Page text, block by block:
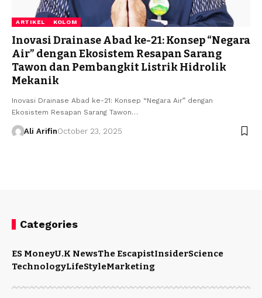
ARTIKEL KOLOM
Inovasi Drainase Abad ke-21: Konsep “Negara
Air” dengan Ekosistem Resapan Sarang
Tawon dan Pembangkit Listrik Hidrolik
Mekanik
Inovasi Drainase Abad ke-21: Konsep “Negara Air” dengan
Ekosistem Resapan Sarang Tawon…
Ali ArifinOctober 23, 2025
Categories
ES MoneyU.K NewsThe EscapistInsiderScience
TechnologyLifeStyleMarketing